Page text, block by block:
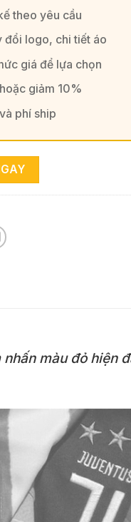
theo yêu cầu
đổi logo, chi tiết áo
giá để lựa chọn
giảm 10%
phí ship
sân nhà màu trắng đen
màu đỏ hiện